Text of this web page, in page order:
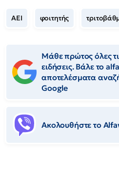
ΑΕΙ φοιτητής
Μάθε πρώτος όλες
ειδήσεις. Βάλε το
αποτελέσματα
Google
Ακολουθήστε το